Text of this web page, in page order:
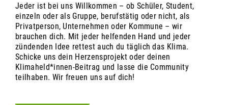
Jeder ist bei uns Willkommen – ob Schüler, Student,
einzeln oder als Gruppe, berufstätig oder nicht, als
Privatperson, Unternehmen oder Kommune – wir
brauchen dich. Mit jeder helfenden Hand und jeder
zündenden Idee rettest auch du täglich das Klima.
Schicke uns dein Herzensprojekt oder deinen
Klimaheld*innen-Beitrag und lasse die Community
teilhaben. Wir freuen uns auf dich!